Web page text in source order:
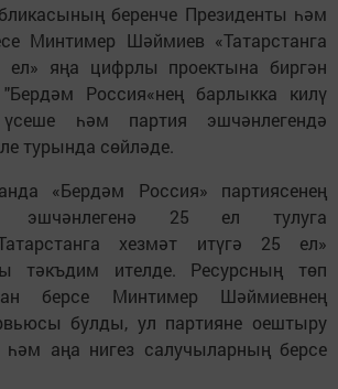
беренче Президенты һәм
Минтимер Шәймиев «Татарстанга
ел» яңа цифрлы проектына биргән
Россия«нең барлыкка килү
һәм партия эшчәнлегендә
турында сөйләде.
«Бердәм Россия» партиясенең
эшчәнлегенә 25 ел тулуга
хезмәт итүгә 25 ел»
тәкъдим ителде. Ресурсның төп
берсе Минтимер Шәймиевнең
булды, ул партияне оештыру
аңа нигез салучыларның берсе